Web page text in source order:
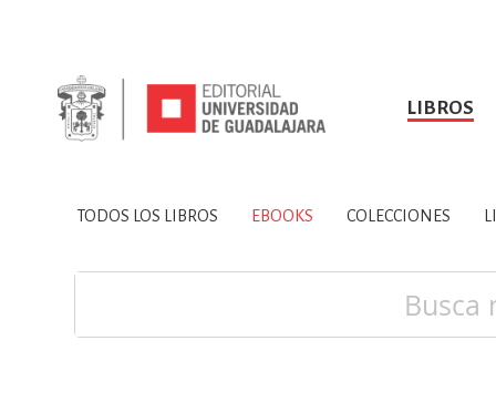
LIBROS
TODOS LOS LIBROS
SOBRE NOSOTROS HISTORIA
CIENCIAS DE LA
TODOS LOS LIBROS EBOOKS COLECCIONES